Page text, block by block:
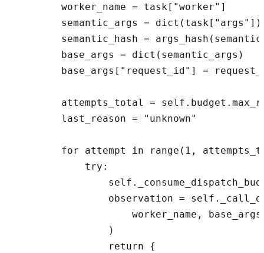
        worker_name = task["worker"]
        semantic_args = dict(task["args"])
semantic_hash =
        base_args = dict(semantic_args)
base_args["request_id"] =
attempts_total =
        last_reason = "unknown"
for attempt in range(1,
            try:
observation =
worker_name,
                )
                return {